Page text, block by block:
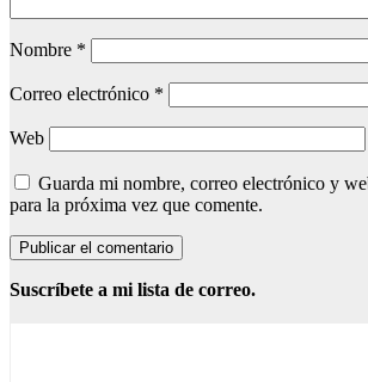
Nombre *
Correo electrónico *
Web
Guarda mi nombre, correo electrónico y
para la próxima vez que comente.
Suscríbete a mi lista de correo.